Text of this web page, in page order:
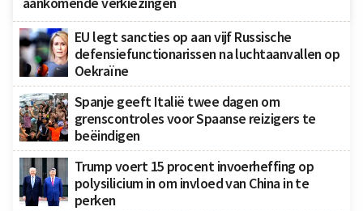
EU legt sancties op aan vijf Russische
defensiefunctionarissen na luchtaanvallen op
Oekraïne
Spanje geeft Italië twee dagen om
grenscontroles voor Spaanse reizigers te
beëindigen
Trump voert 15 procent invoerheffing op
polysilicium in om invloed van China in te
perken